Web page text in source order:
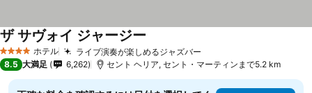
4 ホテルのランク
ホテル ライブ演奏が楽しめるジャズバー
ザ サヴォイ ジャージー
8.5 大満足 6,262 セント ヘリア, セント・マーティンまで5.2 km